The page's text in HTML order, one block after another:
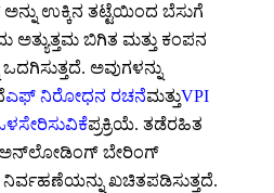
ಉಕ್ಕಿನ ತಟ್ಟೆಯಿಂದ ಬೆಸುಗೆ
ಅತ್ಯುತ್ತಮ ಬಿಗಿತ ಮತ್ತು ಕಂಪನ
ಅವುಗಳನ್ನು
ಎಫ್ ನಿರೋಧನ ರಚನೆಮತ್ತುVPI
ಪ್ರಕ್ರಿಯೆ. ತಡೆರಹಿತ
ಅನ್‌ಲೋಡಿಂಗ್ ಬೇರಿಂಗ್
ನಿರ್ವಹಣೆಯನ್ನು ಖಚಿತಪಡಿಸುತ್ತದೆ.